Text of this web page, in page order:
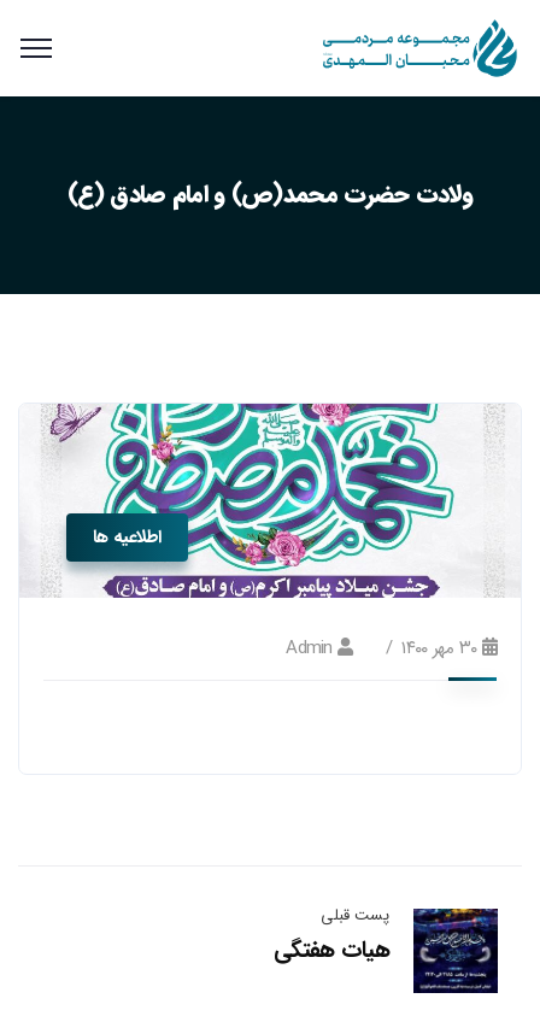
ولادت حضرت محمد(ص) و امام صادق (ع)
اطلاعیه ها
۳۰ مهر ۱۴۰۰ Admin
پست قبلی
هیات هفتگی